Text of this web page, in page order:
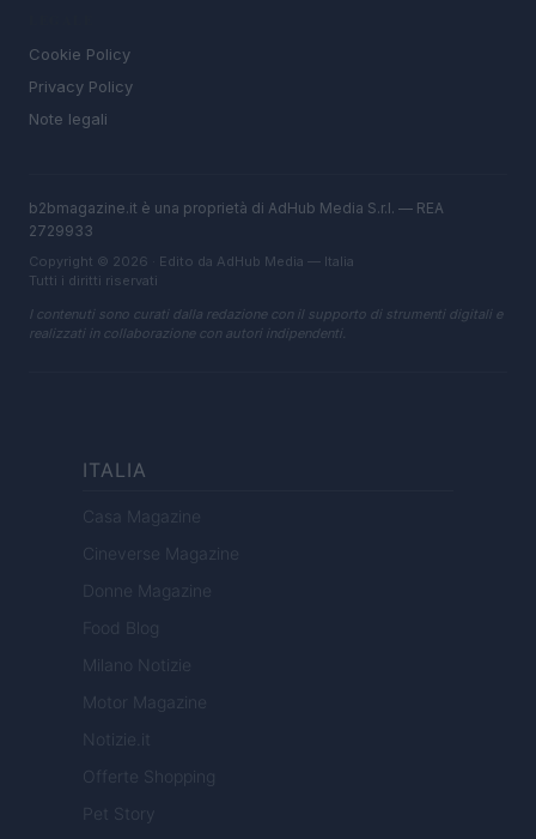
Cookie Policy
Privacy Policy
Note legali
b2bmagazine.it è una proprietà di AdHub Media S.r.l. — REA
2729933
Copyright © 2026 · Edito da AdHub Media — Italia
Tutti i diritti riservati
I contenuti sono curati dalla redazione con il supporto di strumenti digitali e
realizzati in collaborazione con autori indipendenti.
ITALIA
Casa Magazine
Cineverse Magazine
Donne Magazine
Food Blog
Milano Notizie
Motor Magazine
Notizie.it
Offerte Shopping
Pet Story